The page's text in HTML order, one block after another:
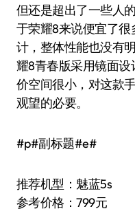
但还是超出了一些人
于荣耀8来说便宜了
计，整体性能也没有
耀8青春版采用镜面
价空间很小，对这款
观望的必要。
#p#副标题#e#
推荐机型：魅蓝5s
参考价格：799元